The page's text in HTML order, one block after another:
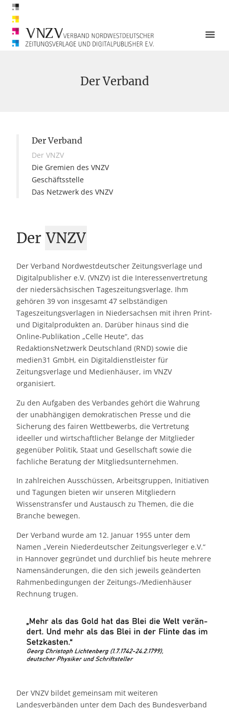
Der Verband
Der Verband
Der VNZV
Die Gremien des VNZV
Geschäftsstelle
Das Netzwerk des VNZV
Der VNZV
Der Verband Nordwestdeutscher Zeitungsverlage und
Digitalpublisher e.V. (VNZV) ist die Interessenvertretung
der niedersächsischen Tageszeitungsverlage. Ihm
gehören 39 von insgesamt 47 selbständigen
Tageszeitungsverlagen in Niedersachsen mit ihren Print-
und Digitalprodukten an. Darüber hinaus sind die
Online-Publikation „Celle Heute“, das
RedaktionsNetzwerk Deutschland (RND) sowie die
medien31 GmbH, ein Digitaldienstleister für
Zeitungsverlage und Medienhäuser, im VNZV
organisiert.
Zu den Aufgaben des Verbandes gehört die Wahrung
der unabhängigen demokratischen Presse und die
Sicherung des fairen Wettbewerbs, die Vertretung
ideeller und wirtschaftlicher Belange der Mitglieder
gegenüber Politik, Staat und Gesellschaft sowie die
fachliche Beratung der Mitgliedsunternehmen.
In zahlreichen Ausschüssen, Arbeitsgruppen, Initiativen
und Tagungen bieten wir unseren Mitgliedern
Wissenstransfer und Austausch zu Themen, die die
Branche bewegen.
Der Verband wurde am 12. Januar 1955 unter dem
Namen „Verein Niederdeutscher Zeitungsverleger e.V.“
in Hannover gegründet und durchlief bis heute mehrere
Namensänderungen, die den sich jeweils geänderten
Rahmenbedingungen der Zeitungs-/Medienhäuser
Rechnung trugen.
Der VNZV bildet gemeinsam mit weiteren
Landesverbänden unter dem Dach des Bundesverband